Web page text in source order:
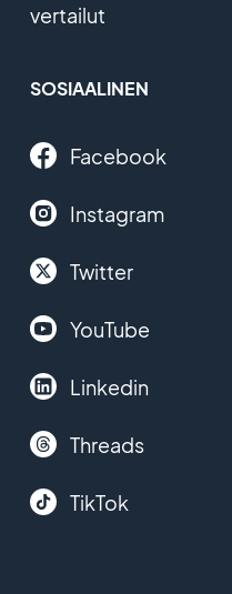
vertailut
SOSIAALINEN
Facebook
Instagram
Twitter
YouTube
Linkedin
Threads
TikTok